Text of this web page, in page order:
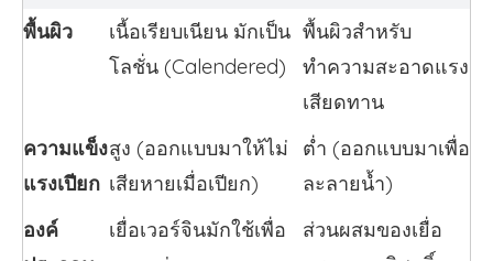
พื้นผิว
เนื้อเรียบเนียน มักเป็น
โลชั่น (Calendered)
พื้นผิวสำหรับ
ทำความสะอาดแรง
เสียดทาน
ความแข็ง
แรงเปียก
สูง (ออกแบบมาให้ไม่
เสียหายเมื่อเปียก)
ต่ำ (ออกแบบมาเพื่อ
ละลายน้ำ)
องค์
เยื่อเวอร์จินมักใช้เพื่อ
ส่วนผสมของเยื่อ